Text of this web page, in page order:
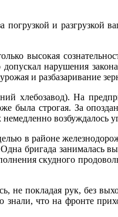
и разгрузкой
высокая
нарушения закона,
и разбазаривание
На
была строгая. За
возбуждалось
в районе
бригада занималась
скудного
не покладая рук, без
что на фронте